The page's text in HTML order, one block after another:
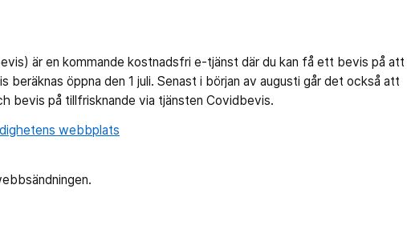
är en kommande kostnadsfri e-tjänst där du kan få ett bevis på att
öppna den 1 juli. Senast i början av augusti går det också att
bevis på tillfrisknande via tjänsten Covidbevis.
webbplats